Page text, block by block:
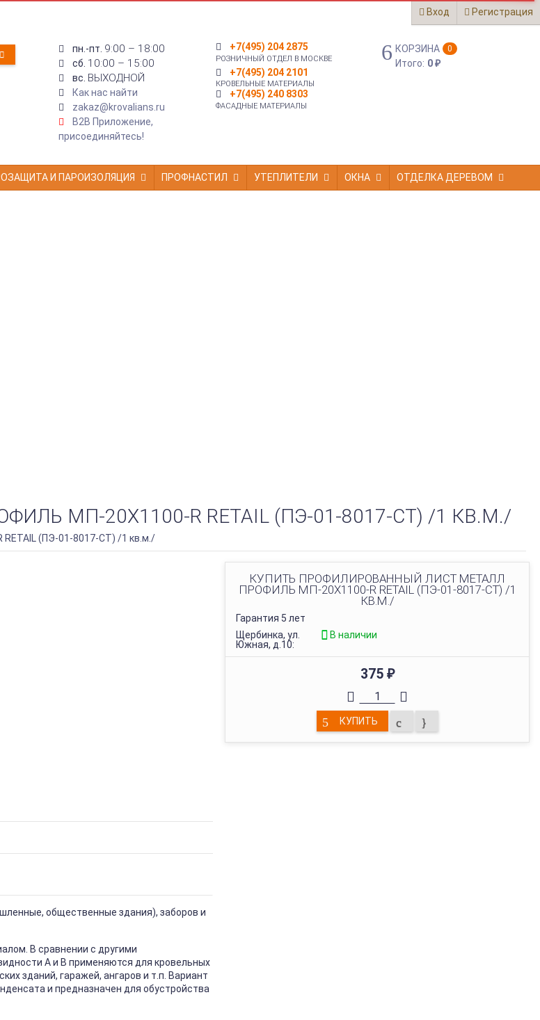
Вход Регистрация
пн.-пт. 9:00 – 18:00
сб. 10:00 – 15:00
вс. ВЫХОДНОЙ
Как нас найти
zakaz@krovalians.ru
B2B Приложение,
присоединяйтесь!
+7(495) 204 2875
РОЗНИЧНЫЙ ОТДЕЛ В МОСКВЕ
+7(495) 204 2101
КРОВЕЛЬНЫЕ МАТЕРИАЛЫ
+7(495) 240 8303
ФАСАДНЫЕ МАТЕРИАЛЫ
КОРЗИНА 0
Итого: 0₽
И ПАРОИЗОЛЯЦИЯ ПРОФНАСТИЛ УТЕПЛИТЕЛИ ОКНА ОТДЕЛКА ДЕРЕВОМ
МП-20Х1100-R RETAIL (ПЭ-01-8017-СТ) /1 КВ.М./
(ПЭ-01-8017-СТ) /1 кв.м./
КУПИТЬ ПРОФИЛИРОВАННЫЙ ЛИСТ МЕТАЛЛ
ПРОФИЛЬ МП-20Х1100-R RETAIL (ПЭ-01-8017-СТ) /1
КВ.М./
Гарантия 5 лет
Щербинка, ул.
Южная, д.10:
В наличии
375 ₽
КУПИТЬ
общественные здания), заборов и
В сравнении с другими
А и В применяются для кровельных
зданий, гаражей, ангаров и т.п. Вариант
и предназначен для обустройства